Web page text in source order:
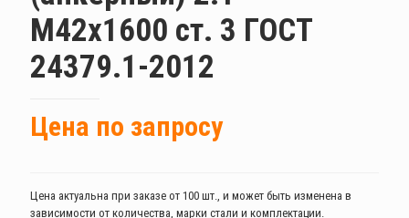
М42х1600 ст. 3 ГОСТ
24379.1-2012
Цена по запросу
Цена актуальна при заказе от 100 шт., и может быть изменена в
зависимости от количества, марки стали и комплектации.